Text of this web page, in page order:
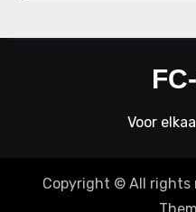
Voor
Copyright © All rights